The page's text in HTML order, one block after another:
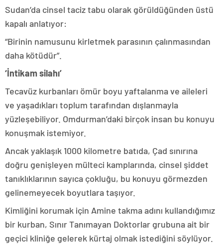
Sudan’da cinsel taciz tabu olarak görüldüğünden üstü
kapalı anlatıyor:
“Birinin namusunu kirletmek parasının çalınmasından
daha kötüdür”.
‘İntikam silahı’
Tecavüz kurbanları ömür boyu yaftalanma ve aileleri
ve yaşadıkları toplum tarafından dışlanmayla
yüzleşebiliyor. Omdurman’daki birçok insan bu konuyu
konuşmak istemiyor.
Ancak yaklaşık 1000 kilometre batıda, Çad sınırına
doğru genişleyen mülteci kamplarında, cinsel şiddet
tanıklıklarının sayıca çokluğu, bu konuyu görmezden
gelinemeyecek boyutlara taşıyor.
Kimliğini korumak için Amine takma adını kullandığımız
bir kurban, Sınır Tanımayan Doktorlar grubuna ait bir
geçici kliniğe gelerek kürtaj olmak istediğini söylüyor.